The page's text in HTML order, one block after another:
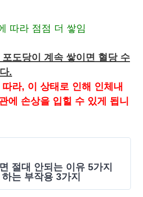
따라 점점 더 쌓임
포도당이 계속 쌓이면 혈당 수
.
라, 이 상태로 인해 인체내
에 손상을 입힐 수 있게 됩니
절대 안되는 이유 5가지
는 부작용 3가지